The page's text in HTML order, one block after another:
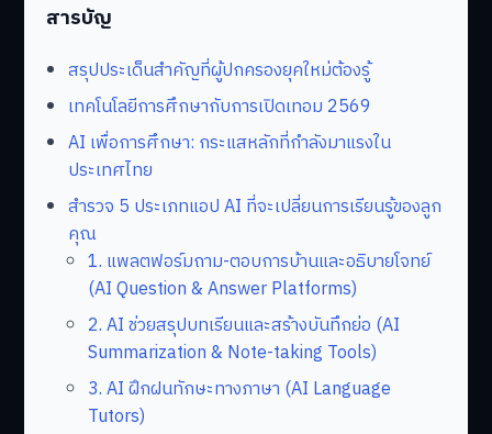
สารบัญ
สรุปประเด็นสำคัญที่ผู้ปกครองยุคใหม่ต้องรู้
เทคโนโลยีการศึกษากับการเปิดเทอม 2569
AI เพื่อการศึกษา: กระแสหลักที่กำลังมาแรงใน
ประเทศไทย
สำรวจ 5 ประเภทแอป AI ที่จะเปลี่ยนการเรียนรู้ของลูก
คุณ
1. แพลตฟอร์มถาม-ตอบการบ้านและอธิบายโจทย์
(AI Question & Answer Platforms)
2. AI ช่วยสรุปบทเรียนและสร้างบันทึกย่อ (AI
Summarization & Note-taking Tools)
3. AI ฝึกฝนทักษะทางภาษา (AI Language
Tutors)